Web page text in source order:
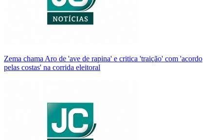
Zema chama Aro de 'ave de rapina' e critica 'traição' com 'acordo
pelas costas' na corrida eleitoral